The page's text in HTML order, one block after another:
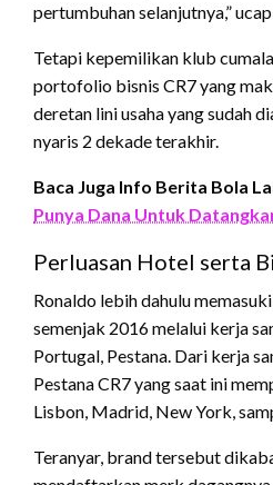
pertumbuhan selanjutnya,”
Tetapi kepemilikan klub
portofolio bisnis CR7 yang
deretan lini usaha yang sudah
nyaris 2 dekade terakhir.
Baca Juga Info Berita Bola
Punya Dana Untuk
Perluasan Hotel serta
Ronaldo lebih dahulu
semenjak 2016 melalui kerja
Portugal, Pestana. Dari kerja
Pestana CR7 yang saat ini
Lisbon, Madrid, New York,
Teranyar, brand tersebut